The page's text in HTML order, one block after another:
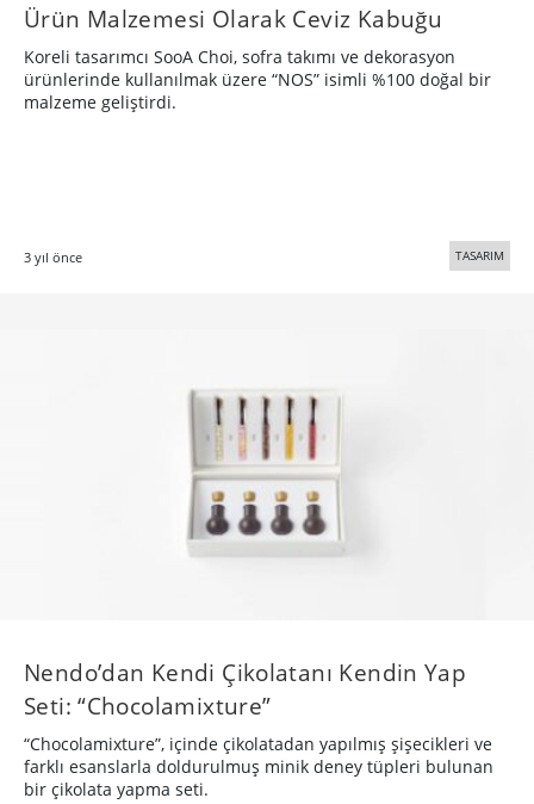
Ürün Malzemesi Olarak Ceviz Kabuğu
Koreli tasarımcı SooA Choi, sofra takımı ve dekorasyon
ürünlerinde kullanılmak üzere “NOS” isimli %100 doğal bir
malzeme geliştirdi.
3 yıl önce TASARIM
​Nendo’dan Kendi Çikolatanı Kendin Yap
Seti: “Chocolamixture”
“Chocolamixture”, içinde çikolatadan yapılmış şişecikleri ve
farklı esanslarla doldurulmuş minik deney tüpleri bulunan
bir çikolata yapma seti.